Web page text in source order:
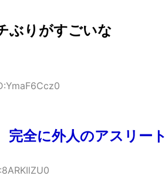
ぶりがすごいな
完全に外人のアスリート